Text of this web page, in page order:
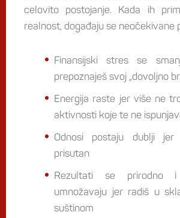
celovito postojanje. Kada ih
realnost, događaju se neočekivane
Finansijski stres se
prepoznaješ svoj „dovoljno
Energija raste jer više ne
aktivnosti koje te ne
Odnosi postaju dublji
prisutan
Rezultati se prirodno
umnožavaju jer radiš u
suštinom